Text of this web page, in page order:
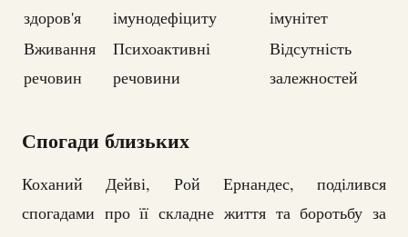
здоров'я
імунодефіциту
імунітет
Вживання
речовин
Психоактивні
речовини
Відсутність
залежностей
Спогади близьких
Коханий Дейві, Рой Ернандес, поділився
спогадами про її складне життя та боротьбу за